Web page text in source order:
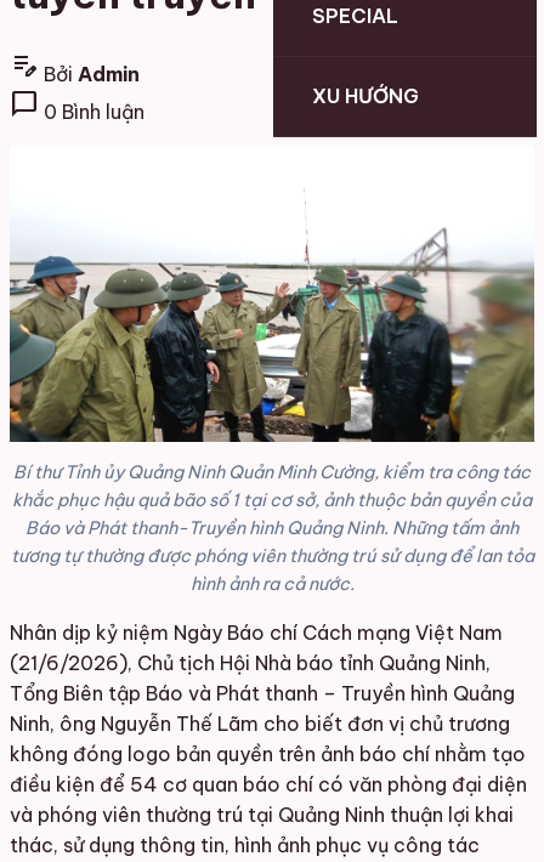
SPECIAL
XU HƯỚNG
edit_note Bởi Admin
chat_bubble 0 Bình luận
Bí thư Tỉnh ủy Quảng Ninh Quản Minh Cường, kiểm tra công tác
khắc phục hậu quả bão số 1 tại cơ sở, ảnh thuộc bản quyền của
Báo và Phát thanh-Truyền hình Quảng Ninh. Những tấm ảnh
tương tự thường được phóng viên thường trú sử dụng để lan tỏa
hình ảnh ra cả nước.
Nhân dịp kỷ niệm Ngày Báo chí Cách mạng Việt Nam
(21/6/2026), Chủ tịch Hội Nhà báo tỉnh Quảng Ninh,
Tổng Biên tập Báo và Phát thanh – Truyền hình Quảng
Ninh, ông Nguyễn Thế Lãm cho biết đơn vị chủ trương
không đóng logo bản quyền trên ảnh báo chí nhằm tạo
điều kiện để 54 cơ quan báo chí có văn phòng đại diện
và phóng viên thường trú tại Quảng Ninh thuận lợi khai
thác, sử dụng thông tin, hình ảnh phục vụ công tác